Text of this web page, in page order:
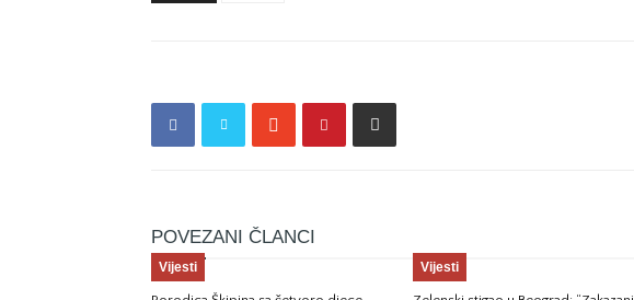
POVEZANI ČLANCI
Vijesti Vijesti